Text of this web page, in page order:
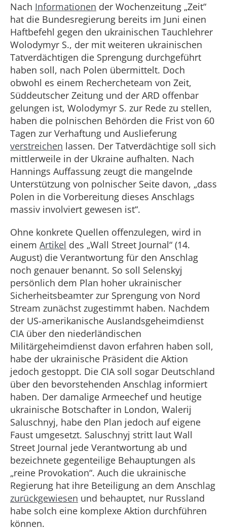
Nach Informationen der Wochenzeitung „Zeit“
hat die Bundesregierung bereits im Juni einen
Haftbefehl gegen den ukrainischen Tauchlehrer
Wolodymyr S., der mit weiteren ukrainischen
Tatverdächtigen die Sprengung durchgeführt
haben soll, nach Polen übermittelt. Doch
obwohl es einem Rechercheteam von Zeit,
Süddeutscher Zeitung und der ARD offenbar
gelungen ist, Wolodymyr S. zur Rede zu stellen,
haben die polnischen Behörden die Frist von 60
Tagen zur Verhaftung und Auslieferung
verstreichen lassen. Der Tatverdächtige soll sich
mittlerweile in der Ukraine aufhalten. Nach
Hannings Auffassung zeugt die mangelnde
Unterstützung von polnischer Seite davon, „dass
Polen in die Vorbereitung dieses Anschlags
massiv involviert gewesen ist“.
Ohne konkrete Quellen offenzulegen, wird in
einem Artikel des „Wall Street Journal“ (14.
August) die Verantwortung für den Anschlag
noch genauer benannt. So soll Selenskyj
persönlich dem Plan hoher ukrainischer
Sicherheitsbeamter zur Sprengung von Nord
Stream zunächst zugestimmt haben. Nachdem
der US-amerikanische Auslandsgeheimdienst
CIA über den niederländischen
Militärgeheimdienst davon erfahren haben soll,
habe der ukrainische Präsident die Aktion
jedoch gestoppt. Die CIA soll sogar Deutschland
über den bevorstehenden Anschlag informiert
haben. Der damalige Armeechef und heutige
ukrainische Botschafter in London, Walerij
Saluschnyj, habe den Plan jedoch auf eigene
Faust umgesetzt. Saluschnyj stritt laut Wall
Street Journal jede Verantwortung ab und
bezeichnete gegenteilige Behauptungen als
„reine Provokation“. Auch die ukrainische
Regierung hat ihre Beteiligung an dem Anschlag
zurückgewiesen und behauptet, nur Russland
habe solch eine komplexe Aktion durchführen
können.